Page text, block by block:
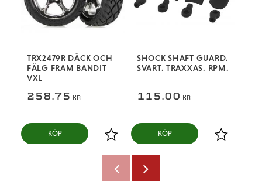
TRX2479R DÄCK OCH
FÄLG FRAM BANDIT
VXL
258,75 KR
Lägg till i favoriter
KÖP
SHOCK SHAFT GUARD.
SVART. TRAXXAS. RPM.
115,00 KR
Lägg till i
KÖP